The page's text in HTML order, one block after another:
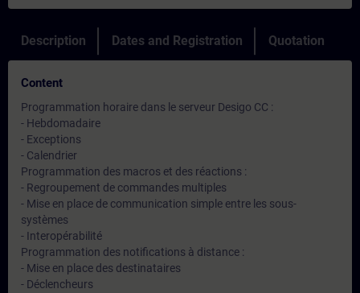
Description Dates and Registration Quotation
Content
Programmation horaire dans le serveur Desigo CC :
- Hebdomadaire
- Exceptions
- Calendrier
Programmation des macros et des réactions :
- Regroupement de commandes multiples
- Mise en place de communication simple entre les sous-
systèmes
- Interopérabilité
Programmation des notifications à distance :
- Mise en place des destinataires
- Déclencheurs